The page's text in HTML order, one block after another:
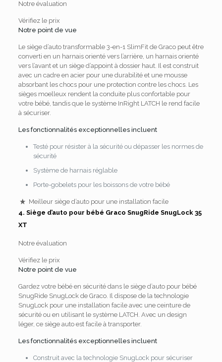
Notre évaluation
Vérifiez le prix
Notre point de vue
Le siège d’auto transformable 3-en-1 SlimFit de Graco peut être
converti en un harnais orienté vers l’arrière, un harnais orienté
vers l’avant et un siège d’appoint à dossier haut. Il est construit
avec un cadre en acier pour une durabilité et une mousse
absorbant les chocs pour une protection contre les chocs. Les
sièges moelleux rendent la conduite plus confortable pour
votre bébé, tandis que le système InRight LATCH le rend facile
à sécuriser.
Les fonctionnalités exceptionnelles incluent
Testé pour résister à la sécurité ou dépasser les normes de
sécurité
Système de harnais réglable
Porte-gobelets pour les boissons de votre bébé
Meilleur siège d’auto pour une installation facile
4. Siège d’auto pour bébé Graco SnugRide SnugLock 35
XT
Notre évaluation
Vérifiez le prix
Notre point de vue
Gardez votre bébé en sécurité dans le siège d’auto pour bébé
SnugRide SnugLock de Graco. Il dispose de la technologie
SnugLock pour une installation facile avec une ceinture de
sécurité ou en utilisant le système LATCH. Avec un design
léger, ce siège auto est facile à transporter.
Les fonctionnalités exceptionnelles incluent
Construit avec la technologie SnugLock pour sécuriser